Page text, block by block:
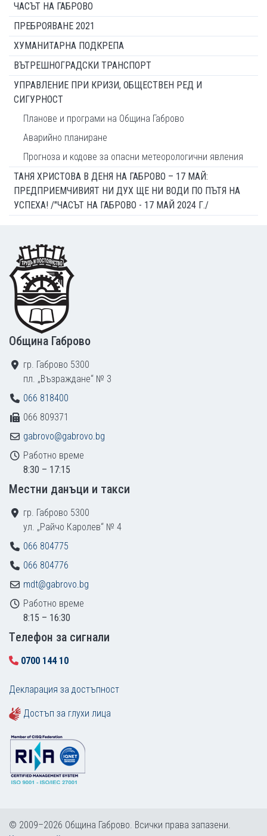
ЧАСЪТ НА ГАБРОВО
ПРЕБРОЯВАНЕ 2021
ХУМАНИТАРНА ПОДКРЕПА
ВЪТРЕШНОГРАДСКИ ТРАНСПОРТ
УПРАВЛЕНИЕ ПРИ КРИЗИ, ОБЩЕСТВЕН РЕД И
СИГУРНОСТ
Планове и програми на Община Габрово
Аварийно планиране
Прогноза и кодове за опасни метеорологични явления
ТАНЯ ХРИСТОВА В ДЕНЯ НА ГАБРОВО – 17 МАЙ:
ПРЕДПРИЕМЧИВИЯТ НИ ДУХ ЩЕ НИ ВОДИ ПО ПЪТЯ НА
УСПЕХА! /"ЧАСЪТ НА ГАБРОВО - 17 МАЙ 2024 Г./
Footer
Община Габрово
гр. Габрово 5300
пл. „Възраждане“ № 3
066 818400
066 809371
gabrovo@gabrovo.bg
Работно време
8:30 – 17:15
Местни данъци и такси
гр. Габрово 5300
ул. „Райчо Каролев“ № 4
066 804775
066 804776
mdt@gabrovo.bg
Работно време
8:15 – 16:30
Tелефон за сигнали
0700 144 10
Декларация за достъпност
Достъп за глухи лица
© 2009–2026 Община Габрово. Всички права запазени.